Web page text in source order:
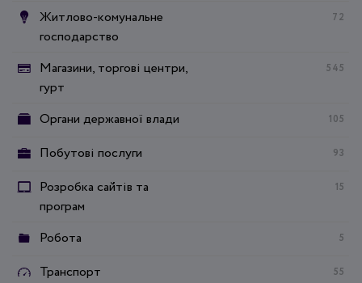
Житлово-комунальне
господарство
72
Магазини, торгові центри,
гурт
545
Органи державної влади 105
Побутові послуги 93
Розробка сайтів та
програм
15
Робота 5
Транспорт 55